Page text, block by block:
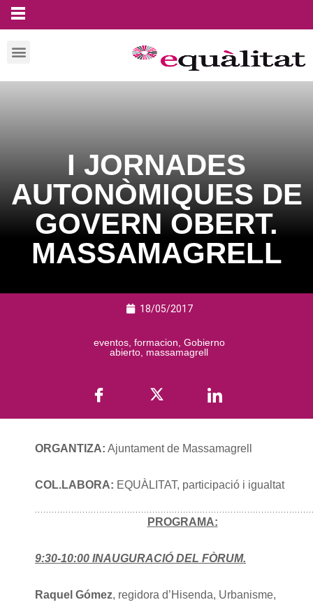
I JORNADES
AUTONÒMIQUES DE
GOVERN OBERT.
MASSAMAGRELL
18/05/2017
eventos, formacion Gobierno
abierto massamagrell
ORGANTIZA: Ajuntament de Massamagrell
COL.LABORA: EQUÀLITAT, participació i igualtat
PROGRAMA:
9:30-10:00 INAUGURACIÓ DEL FÒRUM.
Raquel Gómez, regidora d’Hisenda, Urbanisme,